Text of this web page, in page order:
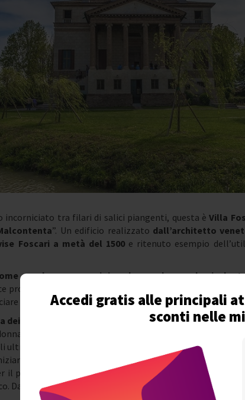
Accedi gratis alle principali
sconti nelle
incorniciato tra filari di salici piangenti, questa èVilla
”. Un edificio realizzato dall’architetto
Foscari a metà del 1500 e ritenuto esempio
sembra avere origine da una leggenda
proprietaria della villa. Pare infatti che dopo la caduta
questa dimora, destinandola ad uno stato di
Foscari
, però fu l’unica a continuare a vivere qui, in
passata da una vita fastosa ad una molto più
ultimi trent’anni della sua esistenza senza farsi mai
a raccontare di averla vista,sottoforma di
il parco della villa con le sembianze di una donna molto
Da questo leggiadro spirito dunque l’origine del nome “la